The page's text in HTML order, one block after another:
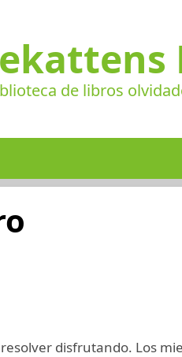
de libros
disfrutando. Los